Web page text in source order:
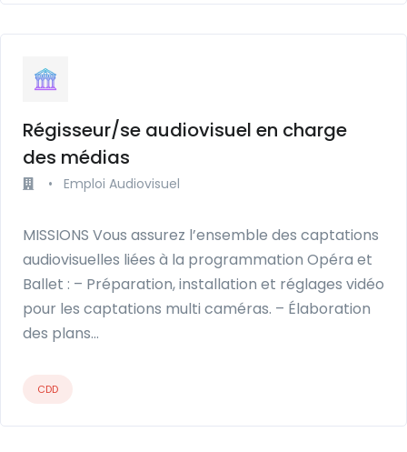
Régisseur/se audiovisuel en charge
des médias
• Emploi Audiovisuel
MISSIONS Vous assurez l’ensemble des captations
audiovisuelles liées à la programmation Opéra et
Ballet : – Préparation, installation et réglages vidéo
pour les captations multi caméras. – Élaboration
des plans…
CDD